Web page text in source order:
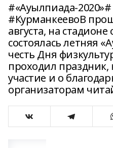
#«Ауылпиада-
#КурманкеевоВ
августа, на
состоялась летняя
честь Дня
проходил
участие и о
организаторам